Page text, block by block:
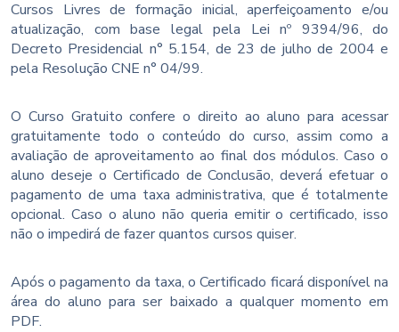
Cursos Livres de formação inicial, aperfeiçoamento e/ou
atualização, com base legal pela Lei nº 9394/96, do
Decreto Presidencial n° 5.154, de 23 de julho de 2004 e
pela Resolução CNE n° 04/99.
O Curso Gratuito confere o direito ao aluno para acessar
gratuitamente todo o conteúdo do curso, assim como a
avaliação de aproveitamento ao final dos módulos. Caso o
aluno deseje o Certificado de Conclusão, deverá efetuar o
pagamento de uma taxa administrativa, que é totalmente
opcional. Caso o aluno não queria emitir o certificado, isso
não o impedirá de fazer quantos cursos quiser.
Após o pagamento da taxa, o Certificado ficará disponível na
área do aluno para ser baixado a qualquer momento em
PDF.